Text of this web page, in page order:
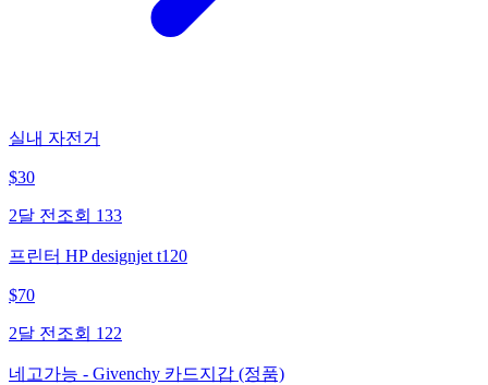
실내 자전거
$30
2달 전 조회 133
프린터 HP designjet t120
$70
2달 전 조회 122
네고가능 - Givenchy 카드지갑 (정품)